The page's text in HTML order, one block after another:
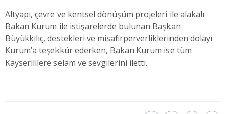
Altyapı, çevre ve kentsel dönüşüm projeleri ile alakalı
Bakan Kurum ile istişarelerde bulunan Başkan
Büyükkılıç, destekleri ve misafirperverliklerinden dolayı
Kurum’a teşekkür ederken, Bakan Kurum ise tüm
Kayserililere selam ve sevgilerini iletti.